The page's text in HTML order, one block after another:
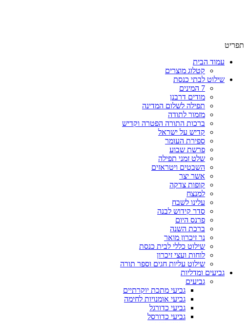
תפריט
עמוד הבית
קטלוג מוצרים
שילוט לבתי כנסת
7 המינים
מודים דרבנן
תפילה לשלום המדינה
מזמור לתודה
ברכות התורה הפטרה וקדיש
קדיש על ישראל
ספירת העומר
פרשת שבוע
שלט זמני תפילה
השבטים ויטראזים
אשר יצר
קופות צדקה
למנצח
עלינו לשבח
סדר קידוש לבנה
פרנס היום
ברכת השנה
נר זיכרון מואר
שילוט כללי לבית כנסת
לוחות ועצי זיכרון
שילוט עליות חגים וספר תורה
גביעים ומדליות
גביעים
גביעי מתכת יוקרתיים
גביעי אומנויות לחימה
גביעי כדורגל
גביעי כדורסל